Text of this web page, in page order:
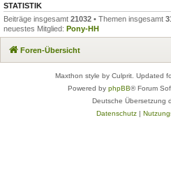
STATISTIK
Beiträge insgesamt 21032 • Themen insgesamt
neuestes Mitglied: Pony-HH
Foren-Übersicht
Maxthon style by Culprit. Updated
Powered by phpBB® Forum
Deutsche Übersetzung
Datenschutz|